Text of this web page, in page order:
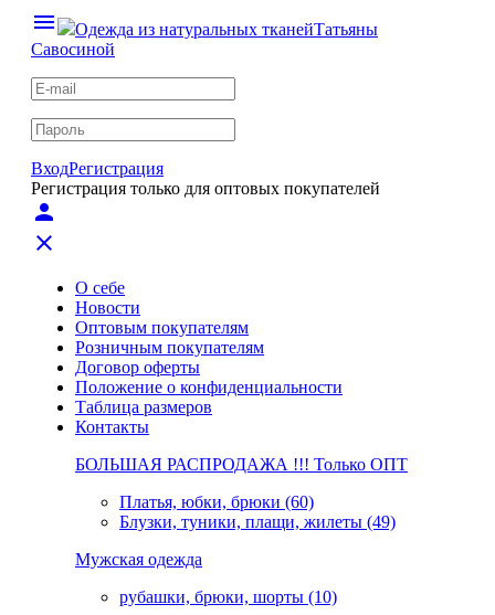
menu Одежда из натуральных тканейТатьяны
Савосиной
ВходРегистрация
Регистрация только для оптовых покупателей
person
close
О себе
Новости
Оптовым покупателям
Розничным покупателям
Договор оферты
Положение о конфиденциальности
Таблица размеров
Контакты
БОЛЬШАЯ РАСПРОДАЖА !!! Только ОПТ
Платья, юбки, брюки (60)
Блузки, туники, плащи, жилеты (49)
Мужская одежда
рубашки, брюки, шорты (10)